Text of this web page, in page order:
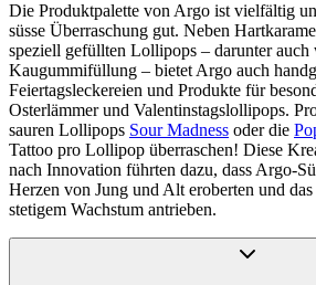
Die Produktpalette von Argo ist vielfältig
süsse Überraschung gut. Neben
speziell gefüllten Lollipops – darunter auch
Kaugummifüllung – bietet Argo auch
Feiertagsleckereien und Produkte für
Osterlämmer und Valentinstagslollipops.
sauren Lollipops Sour Madness oder die
Tattoo pro Lollipop überraschen! Diese
nach Innovation führten dazu, dass Argo-
Herzen von Jung und Alt eroberten und
stetigem Wachstum antrieben.